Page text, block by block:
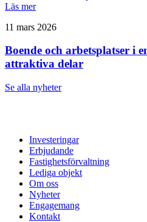
Läs mer
11 mars 2026
Boende och arbetsplatser i
attraktiva delar
Se alla nyheter
Investeringar
Erbjudande
Fastighetsförvaltning
Lediga objekt
Om oss
Nyheter
Engagemang
Kontakt